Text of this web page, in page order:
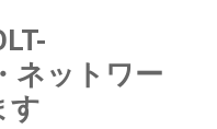
ネットワー
す